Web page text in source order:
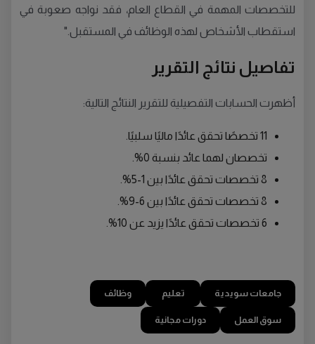
للتخصصات المهمة في القطاع العام، فقد نواجه صعوبة في
استقطاب الأشخاص لهذه الوظائف في المستقبل."
تفاصيل نتائج التقرير
أظهرت الحسابات التفصيلية للتقرير النتائج التالية:
11 تخصصًا تحقق عائدًا ماليًا سلبيًا.
تخصصان لهما عائد بنسبة 0%.
8 تخصصات تحقق عائدًا بين 1-5%.
8 تخصصات تحقق عائدًا بين 6-9%.
6 تخصصات تحقق عائدًا يزيد عن 10%.
جامعات سويدية تعليم وظائف
سوق العمل دورات مجانية